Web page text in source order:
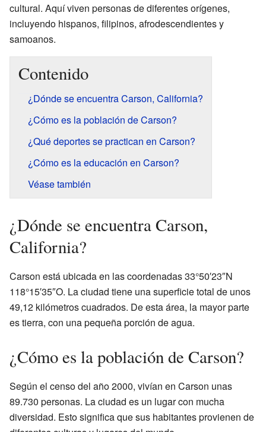
cultural. Aquí viven personas de diferentes orígenes,
incluyendo hispanos, filipinos, afrodescendientes y
samoanos.
Contenido
¿Dónde se encuentra Carson, California?
¿Cómo es la población de Carson?
¿Qué deportes se practican en Carson?
¿Cómo es la educación en Carson?
Véase también
¿Dónde se encuentra Carson,
California?
Carson está ubicada en las coordenadas 33°50′23″N
118°15′35″O. La ciudad tiene una superficie total de unos
49,12 kilómetros cuadrados. De esta área, la mayor parte
es tierra, con una pequeña porción de agua.
¿Cómo es la población de Carson?
Según el censo del año 2000, vivían en Carson unas
89.730 personas. La ciudad es un lugar con mucha
diversidad. Esto significa que sus habitantes provienen de